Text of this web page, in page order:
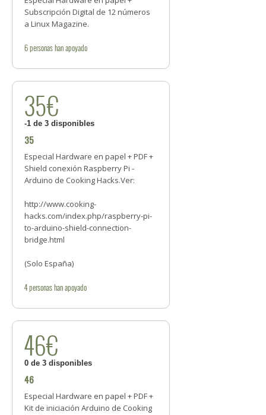
Subscripción Digital de 12 números
a Linux Magazine.
6personashan apoyado
35€
-1 de 3 disponibles
35
Especial Hardware en papel + PDF +
Shield conexión Raspberry Pi -
Arduino de Cooking Hacks.Ver:
http://www.cooking-
hacks.com/index.php/raspberry-pi-
to-arduino-shield-connection-
bridge.html
(Solo España)
4personashan apoyado
46€
0 de 3 disponibles
46
Especial Hardware en papel + PDF +
Kit de iniciación Arduino de Cooking